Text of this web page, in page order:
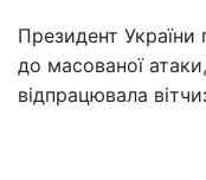
Президент
до масованої
відпрацювала